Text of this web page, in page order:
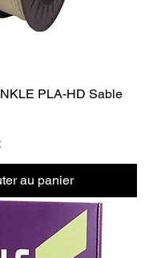
PLA-HD Sable
au panier